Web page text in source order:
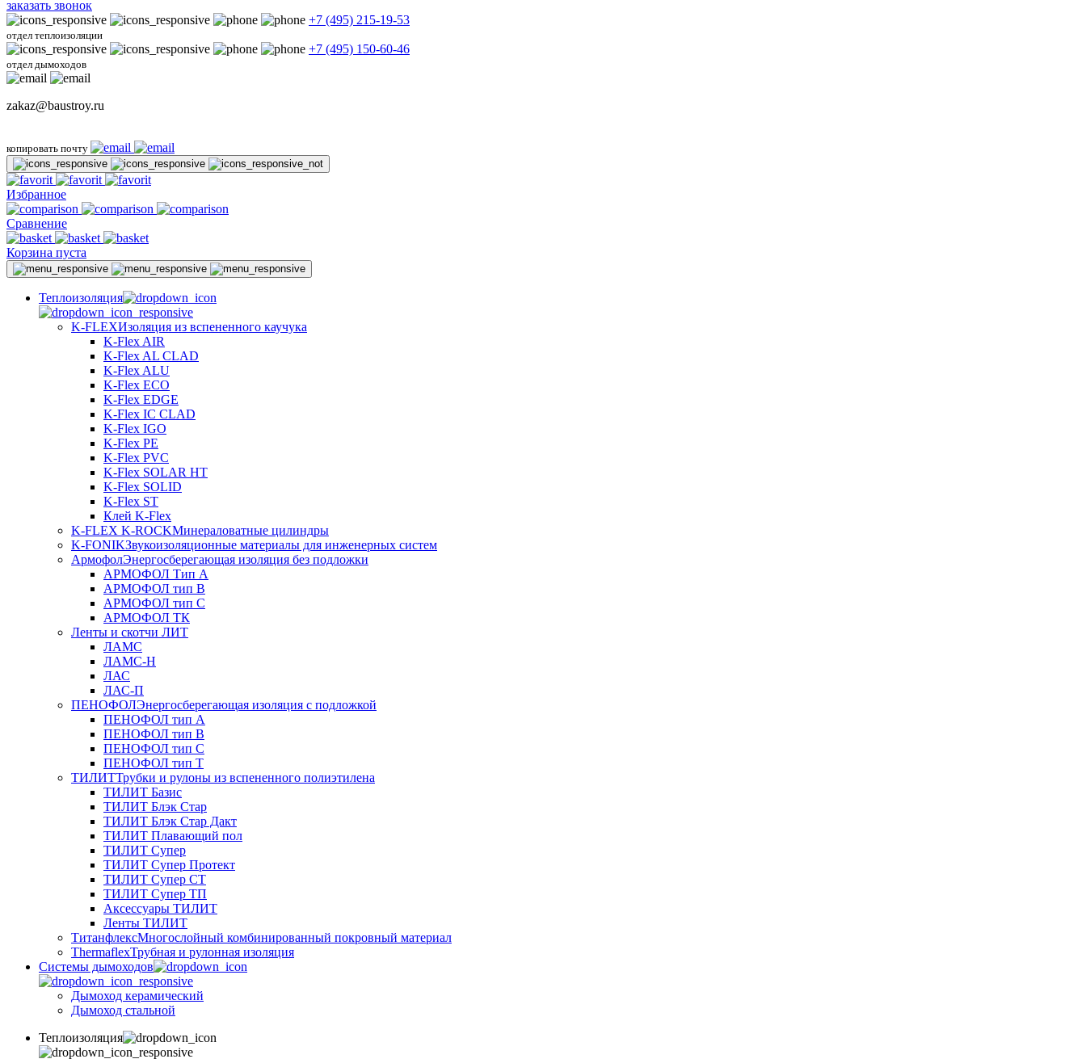
заказать звонок
+7 (495) 215-19-53
отдел теплоизоляции
+7 (495) 150-60-46
отдел дымоходов
zakaz@baustroy.ru
копировать почту
Избранное
Сравнение
Корзина пуста
Теплоизоляция
K-FLEXИзоляция из вспененного каучука
K-Flex AIR
K-Flex AL CLAD
K-Flex ALU
K-Flex ECO
K-Flex EDGE
K-Flex IC CLAD
K-Flex IGO
K-Flex PE
K-Flex PVC
K-Flex SOLAR HT
K-Flex SOLID
K-Flex ST
Клей K-Flex
K-FLEX K-ROCKМинераловатные цилиндры
K-FONIKЗвукоизоляционные материалы для инженерных систем
АрмофолЭнергосберегающая изоляция без подложки
АРМОФОЛ Тип А
АРМОФОЛ тип В
АРМОФОЛ тип C
АРМОФОЛ ТК
Ленты и скотчи ЛИТ
ЛАМС
ЛАМС-Н
ЛАС
ЛАС-П
ПЕНОФОЛЭнергосберегающая изоляция с подложкой
ПЕНОФОЛ тип А
ПЕНОФОЛ тип B
ПЕНОФОЛ тип C
ПЕНОФОЛ тип T
ТИЛИТТрубки и рулоны из вспененного полиэтилена
ТИЛИТ Базис
ТИЛИТ Блэк Стар
ТИЛИТ Блэк Стар Дакт
ТИЛИТ Плавающий пол
ТИЛИТ Супер
ТИЛИТ Супер Протект
ТИЛИТ Супер СТ
ТИЛИТ Супер ТП
Аксессуары ТИЛИТ
Ленты ТИЛИТ
ТитанфлексМногослойный комбинированный покровный материал
ThermaflexТрубная и рулонная изоляция
Cистемы дымоходов
Дымоход керамический
Дымоход стальной
Теплоизоляция